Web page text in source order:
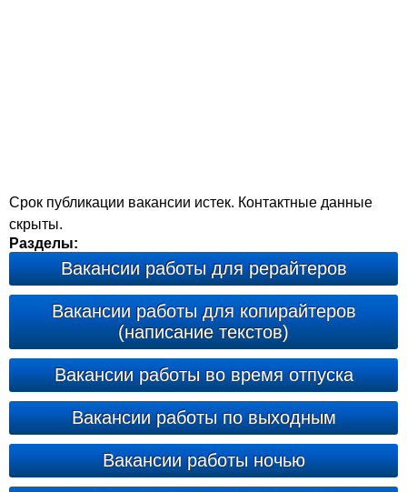
Срок публикации вакансии истек. Контактные данные
скрыты.
Разделы:
Вакансии работы для рерайтеров
Вакансии работы для копирайтеров
(написание текстов)
Вакансии работы во время отпуска
Вакансии работы по выходным
Вакансии работы ночью